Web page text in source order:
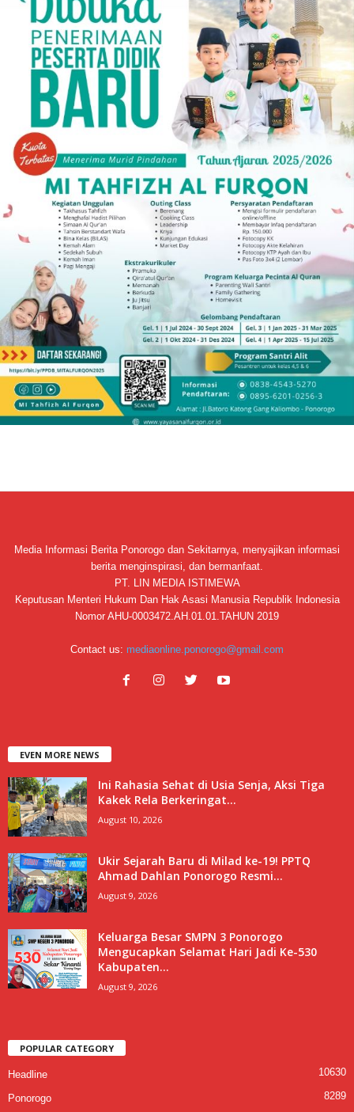
Media Informasi Berita Ponorogo dan Sekitarnya, menyajikan informasi
berita menginspirasi, dan bermanfaat.
PT. LIN MEDIA ISTIMEWA
Keputusan Menteri Hukum Dan Hak Asasi Manusia Republik Indonesia
Nomor AHU-0003472.AH.01.01.TAHUN 2019
Contact us: mediaonline.ponorogo@gmail.com
EVEN MORE NEWS
Ini Rahasia Sehat di Usia Senja, Aksi Tiga
Kakek Rela Berkeringat...
August 10, 2026
Ukir Sejarah Baru di Milad ke-19! PPTQ
Ahmad Dahlan Ponorogo Resmi...
August 9, 2026
Keluarga Besar SMPN 3 Ponorogo
Mengucapkan Selamat Hari Jadi Ke-530
Kabupaten...
August 9, 2026
POPULAR CATEGORY
Headline 10630
Ponorogo 8289